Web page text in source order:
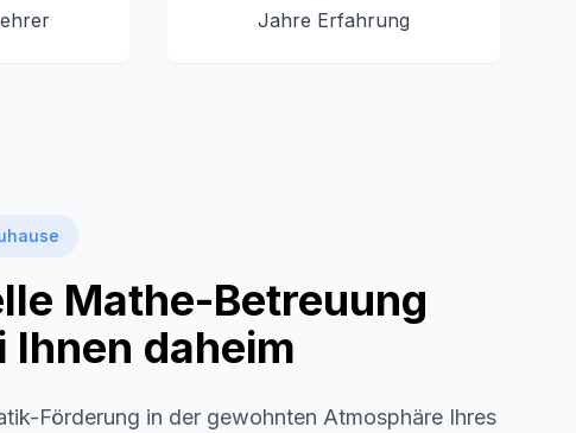
Jahre Erfahrung
Mathe-Betreuung
Ihnen daheim
Förderung in der gewohnten Atmosphäre Ihres